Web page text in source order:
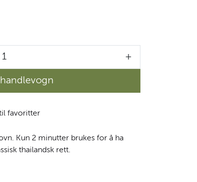
+
favoritter
Kun 2 minutter brukes for å ha
thailandsk rett.